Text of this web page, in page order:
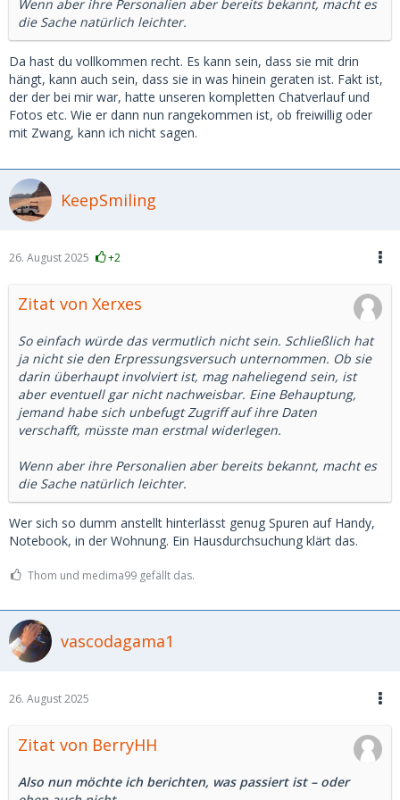
Wenn aber ihre Personalien aber bereits bekannt, macht es
die Sache natürlich leichter.
Da hast du vollkommen recht. Es kann sein, dass sie mit drin
hängt, kann auch sein, dass sie in was hinein geraten ist. Fakt ist,
der der bei mir war, hatte unseren kompletten Chatverlauf und
Fotos etc. Wie er dann nun rangekommen ist, ob freiwillig oder
mit Zwang, kann ich nicht sagen.
KeepSmiling
26. August 2025 +2
Zitat von Xerxes
So einfach würde das vermutlich nicht sein. Schließlich hat
ja nicht sie den Erpressungsversuch unternommen. Ob sie
darin überhaupt involviert ist, mag naheliegend sein, ist
aber eventuell gar nicht nachweisbar. Eine Behauptung,
jemand habe sich unbefugt Zugriff auf ihre Daten
verschafft, müsste man erstmal widerlegen.
Wenn aber ihre Personalien aber bereits bekannt, macht es
die Sache natürlich leichter.
Wer sich so dumm anstellt hinterlässt genug Spuren auf Handy,
Notebook, in der Wohnung. Ein Hausdurchsuchung klärt das.
Thom und medima99 gefällt das.
vascodagama1
26. August 2025
Zitat von BerryHH
Also nun möchte ich berichten, was passiert ist – oder